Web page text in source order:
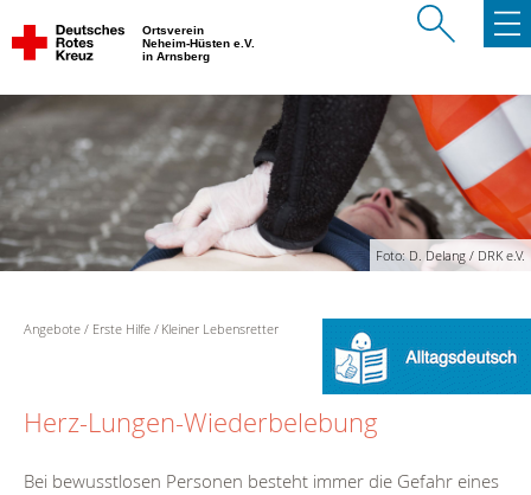
Ortsverein
Neheim-Hüsten e.V.
in Arnsberg
Foto: D. Delang / DRK e.V.
Angebote Erste Hilfe Kleiner Lebensretter
Herz-Lungen-Wiederbelebung
Bei bewusstlosen Personen besteht immer die Gefahr eines